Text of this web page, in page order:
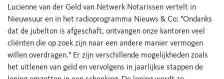
Lucienne van der Geld van Netwerk Notarissen vertelt in
Nieuwsuur en in het radioprogramma Nieuws & Co: "Ondanks
dat de jubelton is afgeschaft, ontvangen onze kantoren veel
cliënten die op zoek zijn naar een andere manier vermogen
willen overdragen." Er zijn verschillende mogelijkheden zoals
het uitlenen van geld en vervolgens in jaarlijkse stappen de